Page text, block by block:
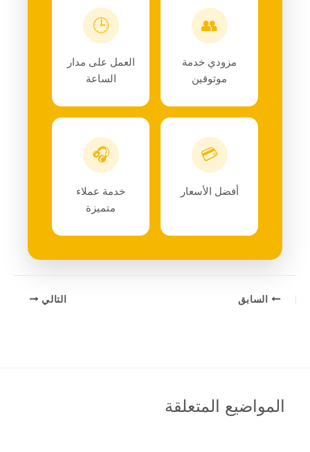
👥
مزودي خدمة
موثوقين
🕒
العمل على مدار
الساعة
💳
أفضل الأسعار
🎧
خدمة عملاء
متميزة
السابق التالي
المواضيع المتعلقة